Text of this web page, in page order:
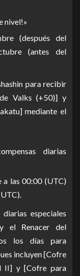
nivel!»
(después del
(antes del
para recibir
Valks (+50)] y
mediante el
diarias
las 00:00 (UTC)
especiales
el Renacer del
los días para
incluyen [Cofre
II] y [Cofre para